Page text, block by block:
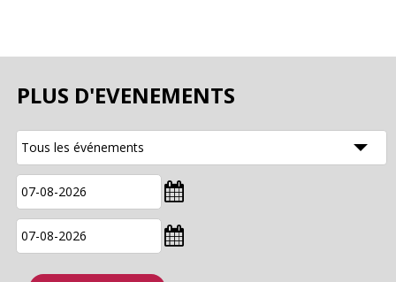
PLUS D'EVENEMENTS